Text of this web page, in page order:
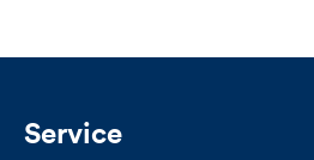
Kommentare
Service